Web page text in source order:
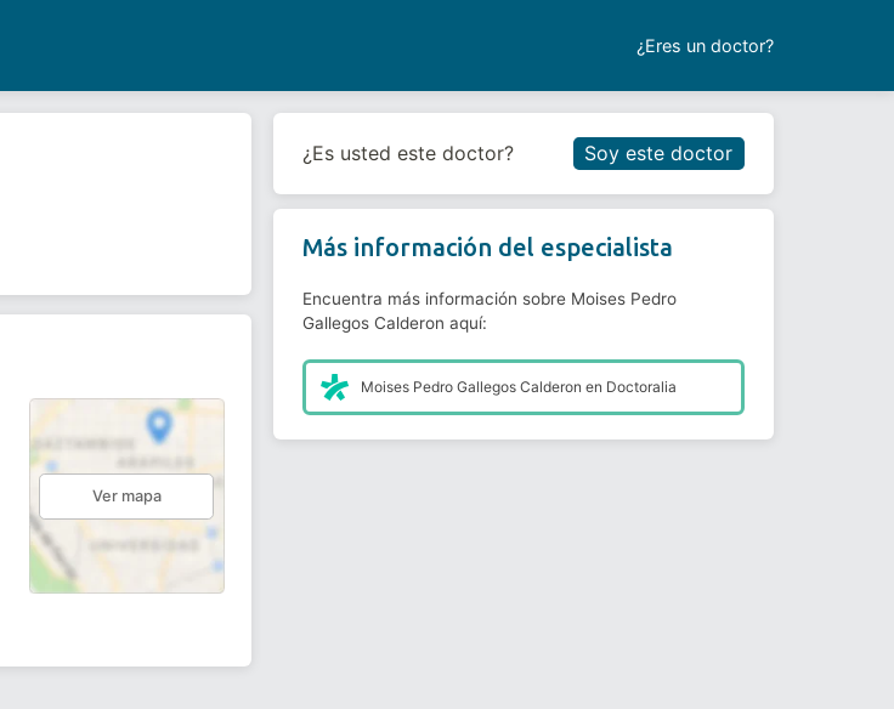
¿Eres un doctor?
Reservar cita
Ver mapa
¿Es usted este doctor? Soy este doctor
Más información del especialista
Encuentra más información sobre Moises Pedro
Gallegos Calderon aquí:
Moises Pedro Gallegos Calderon en Doctoralia